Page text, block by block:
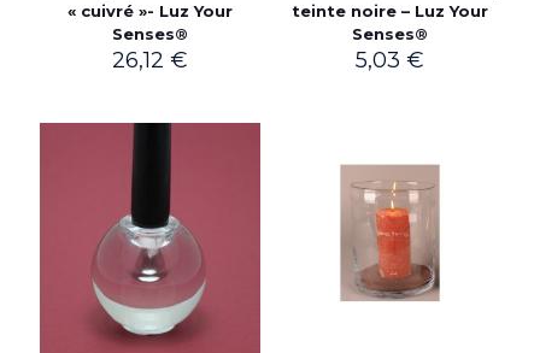
« cuivré »- Luz Your
Senses®
26,12€
teinte noire – Luz Your
Senses®
5,03 €